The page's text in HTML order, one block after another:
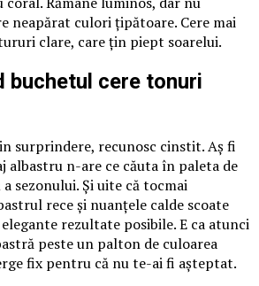
neapărat culori țipătoare. Cere mai
clare, care țin piept soarelui.
buchetul cere tonuri
surprindere, recunosc cinstit. Aș fi
albastru n-are ce căuta în paleta de
sezonului. Și uite că tocmai
rece și nuanțele calde scoate
rezultate posibile. E ca atunci
peste un palton de culoarea
fix pentru că nu te-ai fi așteptat.